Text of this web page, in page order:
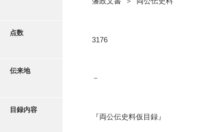
近代刊行写真帳類
点数
3176
伝来地
－
目録内容
『両公伝史料仮目録』